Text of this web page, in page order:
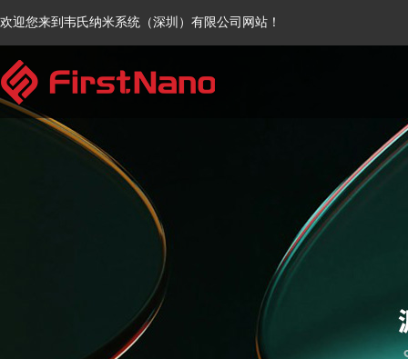
欢迎您来到韦氏纳米系统（深圳）有限公司网站！